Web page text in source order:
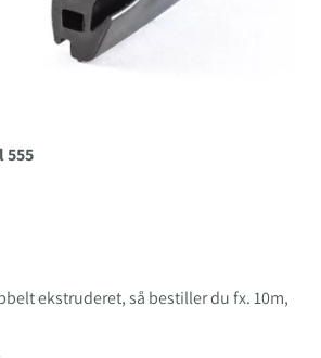
555
ekstruderet, så bestiller du fx. 10m,